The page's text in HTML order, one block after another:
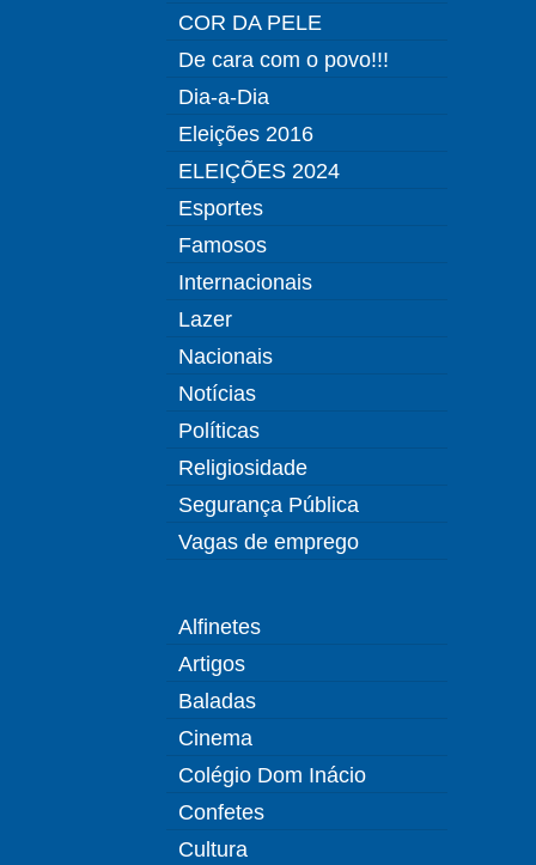
COR DA PELE
De cara com o povo!!!
Dia-a-Dia
Eleições 2016
ELEIÇÕES 2024
Esportes
Famosos
Internacionais
Lazer
Nacionais
Notícias
Políticas
Religiosidade
Segurança Pública
Vagas de emprego
Alfinetes
Artigos
Baladas
Cinema
Colégio Dom Inácio
Confetes
Cultura